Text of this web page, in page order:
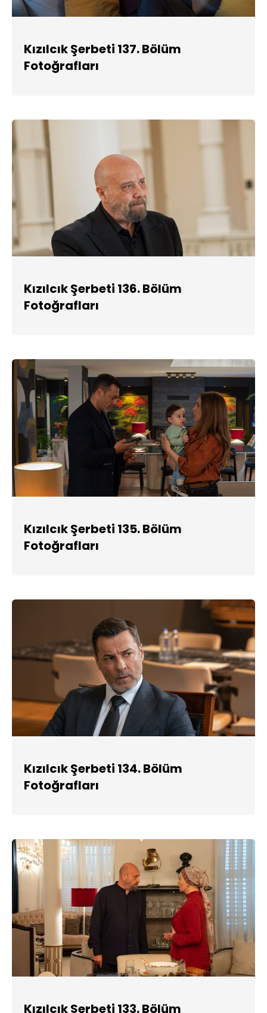
Kızılcık Şerbeti 137. Bölüm
Fotoğrafları
Kızılcık Şerbeti 136. Bölüm
Fotoğrafları
Kızılcık Şerbeti 135. Bölüm
Fotoğrafları
Kızılcık Şerbeti 134. Bölüm
Fotoğrafları
Kızılcık Şerbeti 133. Bölüm